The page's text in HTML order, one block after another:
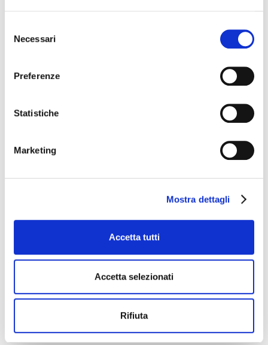
delNecessari
Preferenze
Statistiche
Marketing
Mostra dettagli
Accetta tutti
Accetta selezionati
Rifiuta
CAMERA MATRIMONIALE/DOPPIA CON LETTI